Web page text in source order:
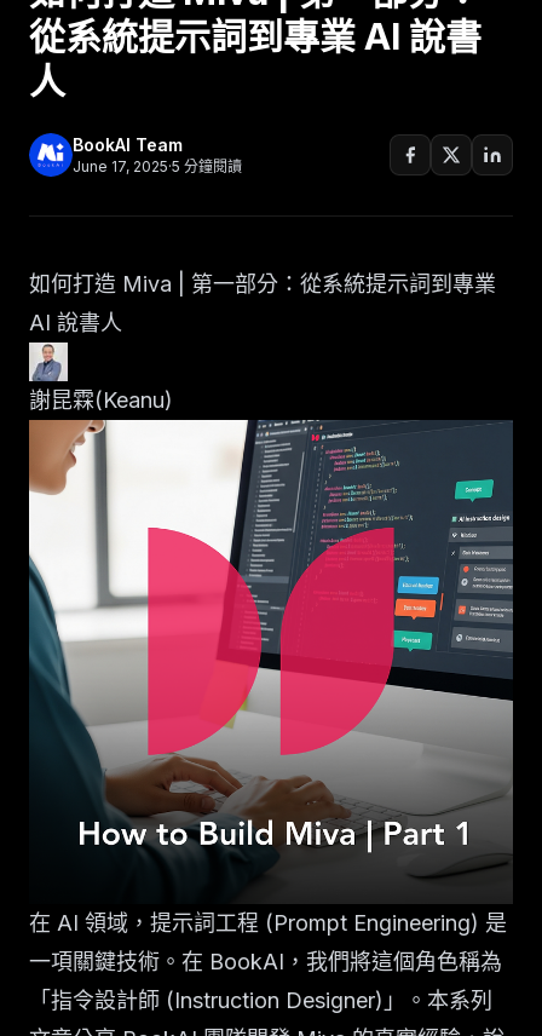
從系統提示詞到專業 AI 說書
人
BookAI Team
June 17, 2025·5 分鐘閱讀
如何打造 Miva | 第一部分：從系統提示詞到專業
AI 說書人
謝昆霖(Keanu)
在 AI 領域，提示詞工程 (Prompt Engineering) 是
一項關鍵技術。在 BookAI，我們將這個角色稱為
「指令設計師 (Instruction Designer)」。本系列